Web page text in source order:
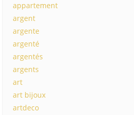
appartement
argent
argente
argenté
argentés
argents
art
art bijoux
artdeco